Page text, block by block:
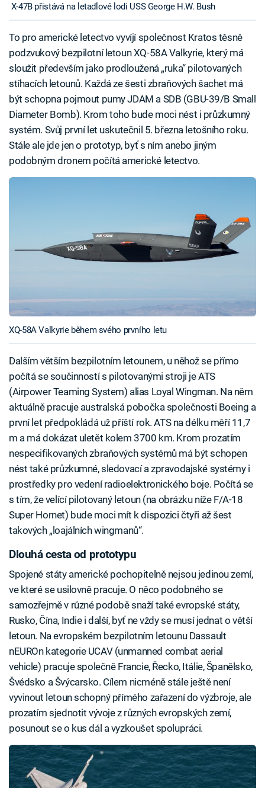
X-47B přistává na letadlové lodi USS George H.W. Bush
To pro americké letectvo vyvíjí společnost Kratos těsně
podzvukový bezpilotní letoun XQ-58A Valkyrie, který má
sloužit především jako prodloužená „ruka“ pilotovaných
stíhacích letounů. Každá ze šesti zbraňových šachet má
být schopna pojmout pumy JDAM a SDB (GBU-39/B Small
Diameter Bomb). Krom toho bude moci nést i průzkumný
systém. Svůj první let uskutečnil 5. března letošního roku.
Stále ale jde jen o prototyp, byť s ním anebo jiným
podobným dronem počítá americké letectvo.
XQ-58A Valkyrie během svého prvního letu
Dalším větším bezpilotním letounem, u něhož se přímo
počítá se součinností s pilotovanými stroji je ATS
(Airpower Teaming System) alias Loyal Wingman. Na něm
aktuálně pracuje australská pobočka společnosti Boeing a
první let předpokládá už příští rok. ATS na délku měří 11,7
m a má dokázat uletět kolem 3700 km. Krom prozatím
nespecifikovaných zbraňových systémů má být schopen
nést také průzkumné, sledovací a zpravodajské systémy i
prostředky pro vedení radioelektronického boje. Počítá se
s tím, že velící pilotovaný letoun (na obrázku níže F/A-18
Super Hornet) bude moci mít k dispozici čtyři až šest
takových „loajálních wingmanů“.
Dlouhá cesta od prototypu
Spojené státy americké pochopitelně nejsou jedinou zemí,
ve které se usilovně pracuje. O něco podobného se
samozřejmě v různé podobě snaží také evropské státy,
Rusko, Čína, Indie i další, byť ne vždy se musí jednat o větší
letoun. Na evropském bezpilotním letounu Dassault
nEUROn kategorie UCAV (unmanned combat aerial
vehicle) pracuje společně Francie, Řecko, Itálie, Španělsko,
Švédsko a Švýcarsko. Cílem nicméně stále ještě není
vyvinout letoun schopný přímého zařazení do výzbroje, ale
prozatím sjednotit vývoje z různých evropských zemí,
posunout se o kus dál a vyzkoušet spolupráci.